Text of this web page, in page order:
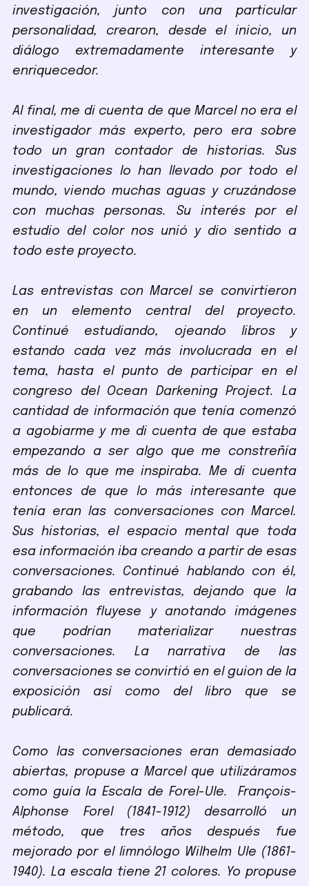
investigación, junto con una particular
personalidad, crearon, desde el inicio, un
diálogo extremadamente interesante y
enriquecedor.
Al final, me di cuenta de que Marcel no era el
investigador más experto, pero era sobre
todo un gran contador de historias. Sus
investigaciones lo han llevado por todo el
mundo, viendo muchas aguas y cruzándose
con muchas personas. Su interés por el
estudio del color nos unió y dio sentido a
todo este proyecto.
Las entrevistas con Marcel se convirtieron
en un elemento central del proyecto.
Continué estudiando, ojeando libros y
estando cada vez más involucrada en el
tema, hasta el punto de participar en el
congreso del Ocean Darkening Project. La
cantidad de información que tenía comenzó
a agobiarme y me di cuenta de que estaba
empezando a ser algo que me constreñía
más de lo que me inspiraba. Me di cuenta
entonces de que lo más interesante que
tenía eran las conversaciones con Marcel.
Sus historias, el espacio mental que toda
esa información iba creando a partir de esas
conversaciones. Continué hablando con él,
grabando las entrevistas, dejando que la
información fluyese y anotando imágenes
que podrían materializar nuestras
conversaciones. La narrativa de las
conversaciones se convirtió en el guion de la
exposición así como del libro que se
publicará.
Como las conversaciones eran demasiado
abiertas, propuse a Marcel que utilizáramos
como guía la Escala de Forel-Ule. François-
Alphonse Forel (1841-1912) desarrolló un
método, que tres años después fue
mejorado por el limnólogo Wilhelm Ule (1861-
1940). La escala tiene 21 colores. Yo propuse